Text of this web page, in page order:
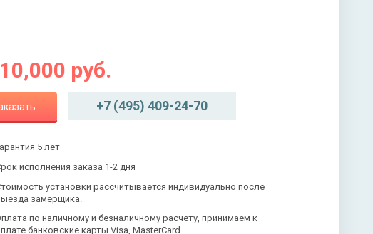
10,000 руб.
+7 (495) 409-24-70
5 лет
исполнения заказа 1-2 дня
установки рассчитывается индивидуально после
замерщика.
по наличному и безналичному расчету, принимаем к
банковские карты Visa, MasterCard.